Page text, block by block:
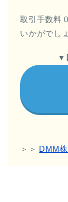
取引手数料
いかがでし
▼
＞＞ DMM